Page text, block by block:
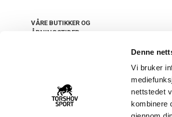
Denne
Vi bruker
nettstedet
kombinere
VÅRE BUTIKKER OG
ÅPNINGSTIDER
22 09 20 20